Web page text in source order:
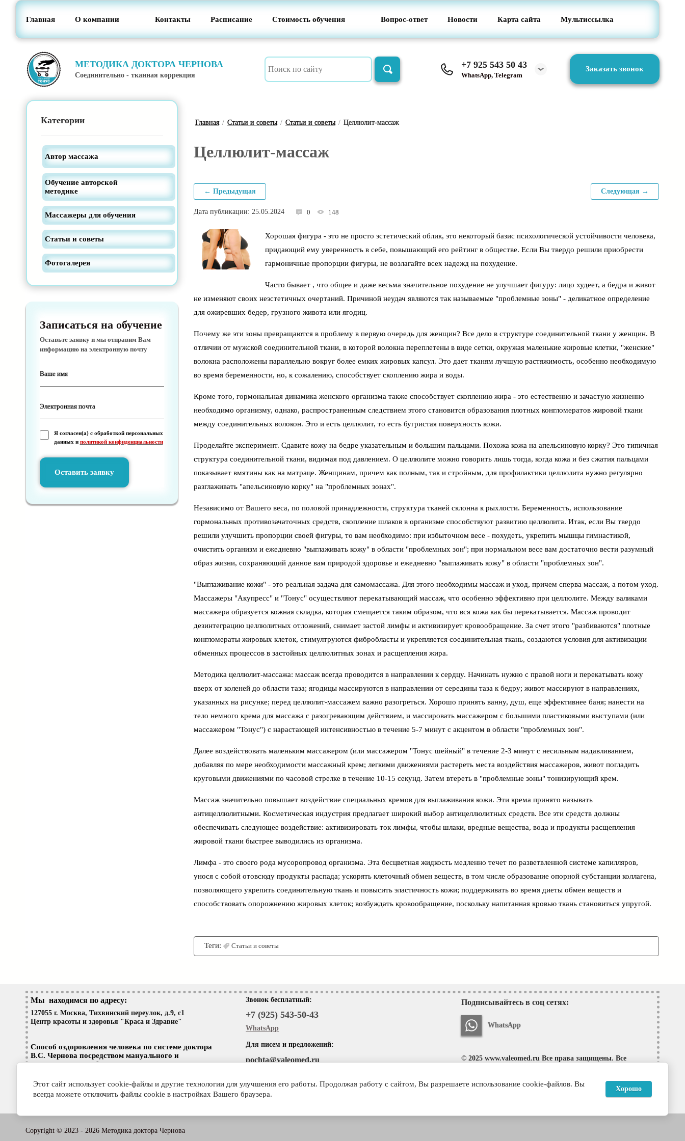
Главная О компании Контакты Расписание Стоимость обучения Вопрос-ответ Новости Карта сайта Мультиссылка
МЕТОДИКА ДОКТОРА ЧЕРНОВА
Соединительно - тканная коррекция WhatsApp, Telegram
+7 925 543 50 43 Заказать звонок
Категории
Автор массажа
Обучение авторской
методике
Массажеры для обучения
Статьи и советы
Фотогалерея
Записаться на обучение
Оставьте заявку и мы отправим Вам
информацию на электронную почту
Я согласен(а) с обработкой персональных
данных и политикой конфиденциальности
Оставить заявку
Главная / Статьи и советы / Статьи и советы / Целлюлит-массаж
Целлюлит-массаж
← Предыдущая Следующая →
Дата публикации: 25.05.2024 0 148
Хорошая фигура - это не просто эстетический облик, это некоторый базис психологической устойчивости человека,
придающий ему уверенность в себе, повышающий его рейтинг в обществе. Если Вы твердо решили приобрести
гармоничные пропорции фигуры, не возлагайте всех надежд на похудение.
Часто бывает , что общее и даже весьма значительное похудение не улучшает фигуру: лицо худеет, а бедра и живот
не изменяют своих неэстетичных очертаний. Причиной неудач являются так называемые "проблемные зоны" - деликатное определение
для ожиревших бедер, грузного живота или ягодиц.
Почему же эти зоны превращаются в проблему в первую очередь для женщин? Все дело в структуре соединительной ткани у женщин. В
отличии от мужской соединительной ткани, в которой волокна переплетены в виде сетки, окружая маленькие жировые клетки, "женские"
волокна расположены параллельно вокруг более емких жировых капсул. Это дает тканям лучшую растяжимость, особенно необходимую
во время беременности, но, к сожалению, способствует скоплению жира и воды.
Кроме того, гормональная динамика женского организма также способствует скоплению жира - это естественно и зачастую жизненно
необходимо организму, однако, распространенным следствием этого становится образования плотных конгломератов жировой ткани
между соединительных волокон. Это и есть целлюлит, то есть бугристая поверхность кожи.
Проделайте эксперимент. Сдавите кожу на бедре указательным и большим пальцами. Похожа кожа на апельсиновую корку? Это типичная
структура соединительной ткани, видимая под давлением. О целлюлите можно говорить лишь тогда, когда кожа и без сжатия пальцами
показывает вмятины как на матраце. Женщинам, причем как полным, так и стройным, для профилактики целлюлита нужно регулярно
разглаживать "апельсиновую корку" на "проблемных зонах".
Независимо от Вашего веса, по половой принадлежности, структура тканей склонна к рыхлости. Беременность, использование
гормональных противозачаточных средств, скопление шлаков в организме способствуют развитию целлюлита. Итак, если Вы твердо
решили улучшить пропорции своей фигуры, то вам необходимо: при избыточном весе - похудеть, укрепить мышцы гимнастикой,
очистить организм и ежедневно "выглаживать кожу" в области "проблемных зон"; при нормальном весе вам достаточно вести разумный
образ жизни, сохраняющий данное вам природой здоровье и ежедневно "выглаживать кожу" в области "проблемных зон".
"Выглаживание кожи" - это реальная задача для самомассажа. Для этого необходимы массаж и уход, причем сперва массаж, а потом уход.
Массажеры "Акупресс" и "Тонус" осуществляют перекатывающий массаж, что особенно эффективно при целлюлите. Между валиками
массажера образуется кожная складка, которая смещается таким образом, что вся кожа как бы перекатывается. Массаж проводит
дезинтеграцию целлюлитных отложений, снимает застой лимфы и активизирует кровообращение. За счет этого "разбиваются" плотные
конгломераты жировых клеток, стимултруются фибробласты и укрепляется соединительная ткань, создаются условия для активизации
обменных процессов в застойных целлюлитных зонах и расщепления жира.
Методика целлюлит-массажа: массаж всегда проводится в направлении к сердцу. Начинать нужно с правой ноги и перекатывать кожу
вверх от коленей до области таза; ягодицы массируются в направлении от середины таза к бедру; живот массируют в направлениях,
указанных на рисунке; перед целлюлит-массажем важно разогреться. Хорошо принять ванну, душ, еще эффективнее баня; нанести на
тело немного крема для массажа с разогревающим действием, и массировать массажером с большими пластиковыми выступами (или
массажером "Тонус") с нарастающей интенсивностью в течение 5-7 минут с акцентом в области "проблемных зон".
Далее воздействовать маленьким массажером (или массажером "Тонус шейный" в течение 2-3 минут с несильным надавливанием,
добавляя по мере необходимости массажный крем; легкими движениями растереть места воздействия массажеров, живот погладить
круговыми движениями по часовой стрелке в течение 10-15 секунд. Затем втереть в "проблемные зоны" тонизирующий крем.
Массаж значительно повышает воздействие специальных кремов для выглаживания кожи. Эти крема принято называть
антицеллюлитными. Косметическая индустрия предлагает широкий выбор антицеллюлитных средств. Все эти средств должны
обеспечивать следующее воздействие: активизировать ток лимфы, чтобы шлаки, вредные вещества, вода и продукты расщепления
жировой ткани быстрее выводились из организма.
Лимфа - это своего рода мусоропровод организма. Эта бесцветная жидкость медленно течет по разветвленной системе капилляров,
унося с собой отовсюду продукты распада; ускорять клеточный обмен веществ, в том числе образование опорной субстанции коллагена,
позволяющего укрепить соединительную ткань и повысить эластичность кожи; поддерживать во время диеты обмен веществ и
способствовать опорожнению жировых клеток; возбуждать кровообращение, поскольку напитанная кровью ткань становиться упругой.
Теги: Статьи и советы
Мы находимся по адресу:
127055 г. Москва, Тихвинский переулок, д.9, с1
Центр красоты и здоровья "Краса и Здравие"
Способ оздоровления человека по системе доктора
В.С. Чернова посредством мануального и
механического вибрационно - волнового массажа.
заявки: 27.06.2022 Бюл. №18
Звонок бесплатный:
+7 (925) 543-50-43
WhatsApp
Для писем и предложений:
pochta@valeomed.ru
Подписывайтесь в соц сетях:
WhatsApp
© 2025 www.valeomed.ru Все права защищены. Все
авторском праве и смежных правах.
Copyright © 2023 - 2026 Методика доктора Чернова
Этот сайт использует cookie-файлы и другие технологии для улучшения его работы. Продолжая работу с сайтом, Вы разрешаете использование cookie-файлов. Вы
всегда можете отключить файлы cookie в настройках Вашего браузера.
Хорошо